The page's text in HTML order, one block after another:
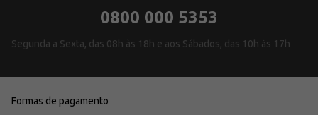
0800 000 5353
Segunda a Sexta, das 08h às 18h e aos Sábados, das 10h às 17h
Formas de pagamento